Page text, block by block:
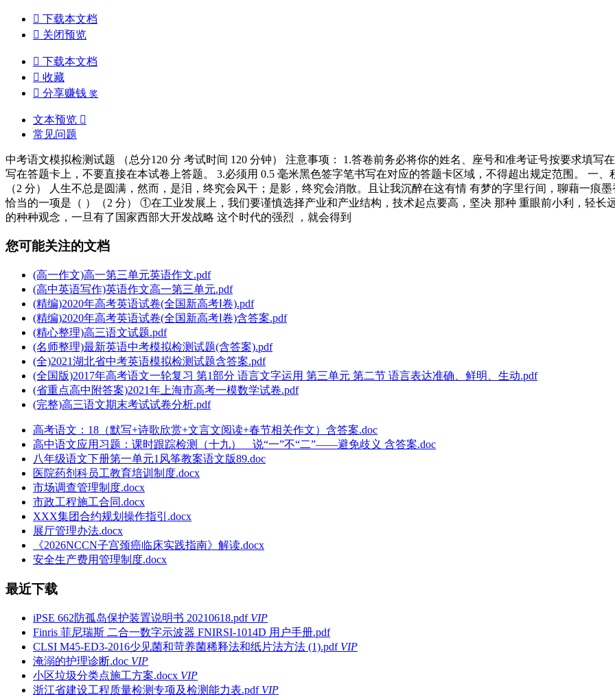
 下载本文档
 关闭预览
 下载本文档
 收藏
 分享赚钱 奖
文本预览 
常见问题
中考语文模拟检测试题 （总分120 分 考试时间 120 分钟） 注意事项： 1.答卷前务必将你的姓名、座号和准考证号按要求填写
写在答题卡上，不要直接在本试卷上答题。 3.必须用 0.5 毫米黑色签字笔书写在对应的答题卡区域，不得超出规定范围。 一、
（2 分） 人生不总是圆满，然而，是泪，终究会风干；是影，终究会消散。且让我沉醉在这有情 有梦的字里行间，聊藉一
恰当的一项是（ ）（2 分） ①在工业发展上，我们要谨慎选择产业和产业结构，技术起点要高，坚决 那种 重眼前小利，轻
的种种观念，一旦有了国家西部大开发战略 这个时代的强烈 ，就会得到
您可能关注的文档
(高一作文)高一第三单元英语作文.pdf
(高中英语写作)英语作文高一第三单元.pdf
(精编)2020年高考英语试卷(全国新高考Ⅰ卷).pdf
(精编)2020年高考英语试卷(全国新高考Ⅰ卷)含答案.pdf
(精心整理)高三语文试题.pdf
(名师整理)最新英语中考模拟检测试题(含答案).pdf
(全)2021湖北省中考英语模拟检测试题含答案.pdf
(全国版)2017年高考语文一轮复习 第1部分 语言文字运用 第三单元 第二节 语言表达准确、鲜明、生动.pdf
(省重点高中附答案)2021年上海市高考一模数学试卷.pdf
(完整)高三语文期末考试试卷分析.pdf
高考语文：18（默写+诗歌欣赏+文言文阅读+春节相关作文）含答案.doc
高中语文应用习题：课时跟踪检测（十九） 说“一”不“二”——避免歧义 含答案.doc
八年级语文下册第一单元1风筝教案语文版89.doc
医院药剂科员工教育培训制度.docx
市场调查管理制度.docx
市政工程施工合同.docx
XXX集团合约规划操作指引.docx
展厅管理办法.docx
《2026NCCN子宫颈癌临床实践指南》解读.docx
安全生产费用管理制度.docx
最近下载
iPSE 662防孤岛保护装置说明书 20210618.pdf VIP
Finris 菲尼瑞斯 二合一数字示波器 FNIRSI-1014D 用户手册.pdf
CLSI M45-ED3-2016少见菌和苛养菌稀释法和纸片法方法 (1).pdf VIP
淹溺的护理诊断.doc VIP
小区垃圾分类点施工方案.docx VIP
浙江省建设工程质量检测专项及检测能力表.pdf VIP